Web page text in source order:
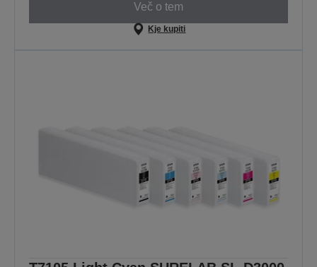
Več o tem
Kje kupiti